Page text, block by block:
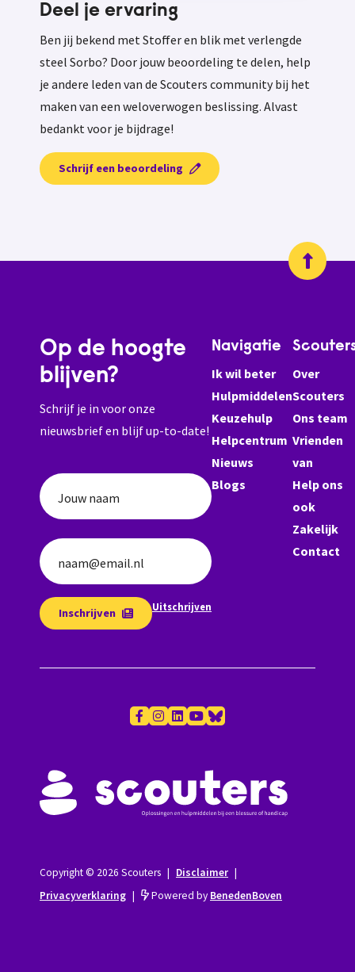
Deel je ervaring
Ben jij bekend met Stoffer en blik met verlengde
steel Sorbo? Door jouw beoordeling te delen, help
je andere leden van de Scouters community bij het
maken van een weloverwogen beslissing. Alvast
bedankt voor je bijdrage!
Schrijf een beoordeling
Op de hoogte
blijven?
Schrijf je in voor onze
nieuwsbrief en blijf up-to-date!
Jouw naam
naam@email.nl
Inschrijven Uitschrijven
Navigatie
Ik wil beter
Hulpmiddelen
Keuzehulp
Helpcentrum
Nieuws
Blogs
Over
Scouters
Ons team
Vrienden
van
Help ons
ook
Zakelijk
Contact
Copyright © 2026 Scouters | Disclaimer |
Privacyverklaring | Powered by BenedenBoven